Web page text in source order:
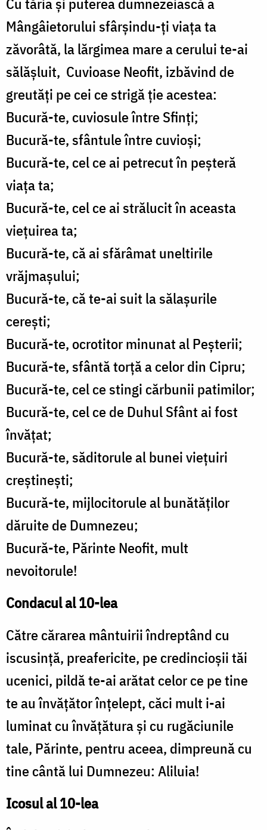
Cu tăria și puterea dumnezeiască a
Mângâietorului sfârșindu-ți viața ta
zăvorâtă, la lărgimea mare a cerului te-ai
sălășluit, Cuvioase Neofit, izbăvind de
greutăți pe cei ce strigă ție acestea:
Bucură-te, cuviosule între Sfinți;
Bucură-te, sfântule între cuvioși;
Bucură-te, cel ce ai petrecut în peșteră
viața ta;
Bucură-te, cel ce ai strălucit în aceasta
viețuirea ta;
Bucură-te, că ai sfărâmat uneltirile
vrăjmașului;
Bucură-te, că te-ai suit la sălașurile
cerești;
Bucură-te, ocrotitor minunat al Peșterii;
Bucură-te, sfântă torță a celor din Cipru;
Bucură-te, cel ce stingi cărbunii patimilor;
Bucură-te, cel ce de Duhul Sfânt ai fost
învățat;
Bucură-te, săditorule al bunei viețuiri
creștinești;
Bucură-te, mijlocitorule al bunătăților
dăruite de Dumnezeu;
Bucură-te, Părinte Neofit, mult
nevoitorule!
Condacul al 10-lea
Către cărarea mântuirii îndreptând cu
iscusință, preafericite, pe credincioșii tăi
ucenici, pildă te-ai arătat celor ce pe tine
te au învățător înțelept, căci mult i-ai
luminat cu învățătura și cu rugăciunile
tale, Părinte, pentru aceea, dimpreună cu
tine cântă lui Dumnezeu: Aliluia!
Icosul al 10-lea